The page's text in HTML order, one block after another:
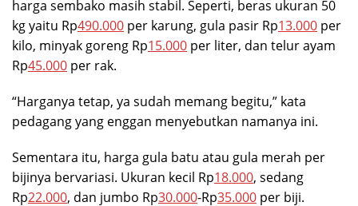
harga sembako masih stabil. Seperti, beras ukuran 50
kg yaitu Rp490.000 per karung, gula pasir Rp13.000 per
kilo, minyak goreng Rp15.000 per liter, dan telur ayam
Rp45.000 per rak.
“Harganya tetap, ya sudah memang begitu,” kata
pedagang yang enggan menyebutkan namanya ini.
Sementara itu, harga gula batu atau gula merah per
bijinya bervariasi. Ukuran kecil Rp18.000, sedang
Rp22.000, dan jumbo Rp30.000-Rp35.000 per biji.